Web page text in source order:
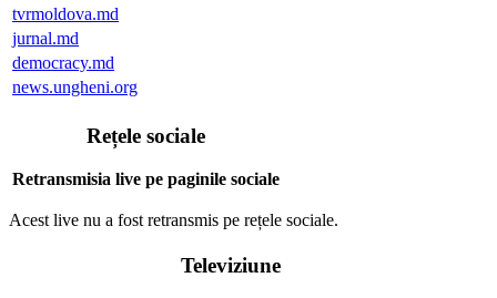
tvrmoldova.md
jurnal.md
democracy.md
news.ungheni.org
Rețele sociale
Retransmisia live pe paginile sociale
Acest live nu a fost retransmis pe rețele sociale.
Televiziune